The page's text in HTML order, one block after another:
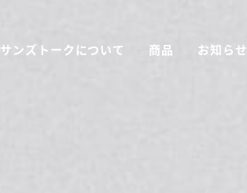
サンズトークについて 商品 お知らせ